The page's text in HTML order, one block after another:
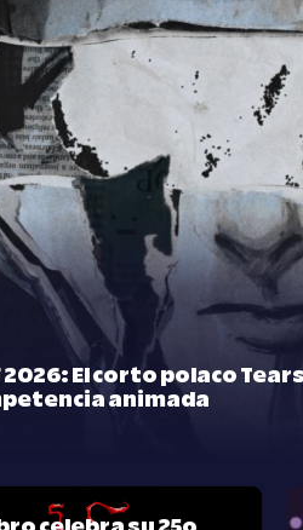
2026: El corto polaco
animada